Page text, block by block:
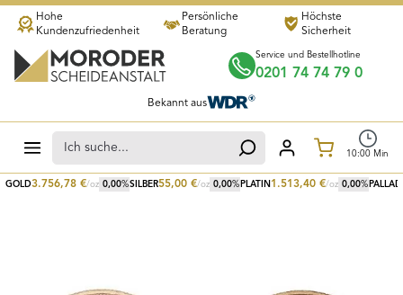
Zum Hauptinhalt springen
GOLD3.756,78 €/oz 0,00%SILBER55,00 €/oz 0,00% PLATIN 1.513,40 €/oz 0,00%
Hohe
Kundenzufriedenheit
Persönliche
Beratung
Höchste
Sicherheit
Service und Bestellhotline
0201 74 74 79 0
Bekannt aus
10:00 Min